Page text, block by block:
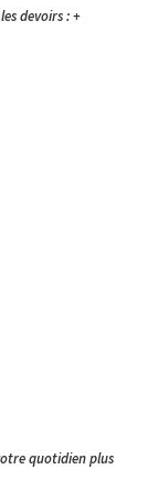
devoirs : +
quotidien plus